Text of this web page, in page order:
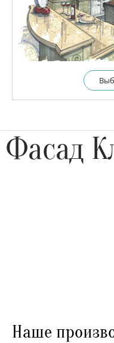
Фасад
Наше